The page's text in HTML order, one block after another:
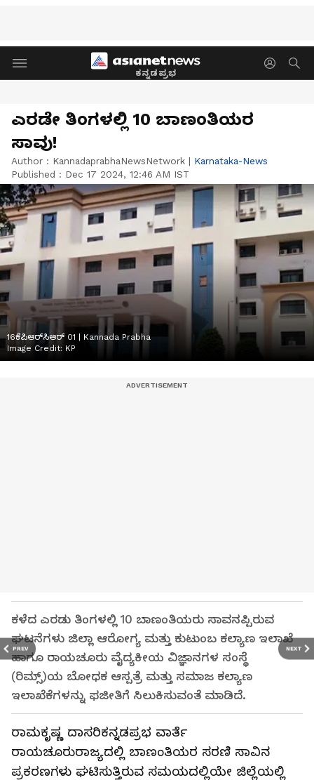
ಕನ್ನಡಪ್ರಭ
PREV NEXT
ಎರಡೇ ತಿಂಗಳಲ್ಲಿ 10 ಬಾಣಂತಿಯರ
ಸಾವು!
Author : KannadaprabhaNewsNetwork | Karnataka-News
Published : Dec 17 2024, 12:46 AM IST
16ಕೆಪಿಆರ್‌ಸಿಆರ್‌ 01 | Kannada Prabha
Image Credit: KP
ಕಳೆದ ಎರಡು ತಿಂಗಳಲ್ಲಿ 10 ಬಾಣಂತಿಯರು ಸಾವನಪ್ಪಿರುವ
ಘಟನೆಗಳು ಜಿಲ್ಲಾ ಆರೋಗ್ಯ ಮತ್ತು ಕುಟುಂಬ ಕಲ್ಯಾಣ ಇಲಾಖೆ
ಹಾಗೂ ರಾಯಚೂರು ವೈದ್ಯಕೀಯ ವಿಜ್ಞಾನಗಳ ಸಂಸ್ಥೆ
(ರಿಮ್ಸ್‌)ಯ ಬೋಧಕ ಆಸ್ಪತ್ರೆ ಮತ್ತು ಸಮಾಜ ಕಲ್ಯಾಣ
ಇಲಾಖೆಕೆಗಳನ್ನು ಫಜೀತಿಗೆ ಸಿಲುಕಿಸುವಂತೆ ಮಾಡಿದೆ.
ರಾಮಕೃಷ್ಣ ದಾಸರಿಕನ್ನಡಪ್ರಭ ವಾರ್ತೆ
ರಾಯಚೂರುರಾಜ್ಯದಲ್ಲಿ ಬಾಣಂತಿಯರ ಸರಣಿ ಸಾವಿನ
ಪ್ರಕರಣಗಳು ಘಟಿಸುತ್ತಿರುವ ಸಮಯದಲ್ಲಿಯೇ ಜಿಲ್ಲೆಯಲ್ಲಿ